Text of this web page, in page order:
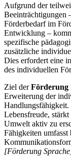
Aufgrund der
Beeinträchtigungen
Förderbedarf im
Entwicklung –
spezifische
zusätzliche
Dies erfordert eine
des individuellen
Ziel derFörderung
Erweiterung der
Handlungsfähigkeit.
Lebensfreude,
Umwelt aktiv zu
Fähigkeiten
[Förderung